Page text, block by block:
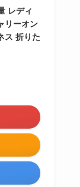
レディ
リーオン
ス 折りた